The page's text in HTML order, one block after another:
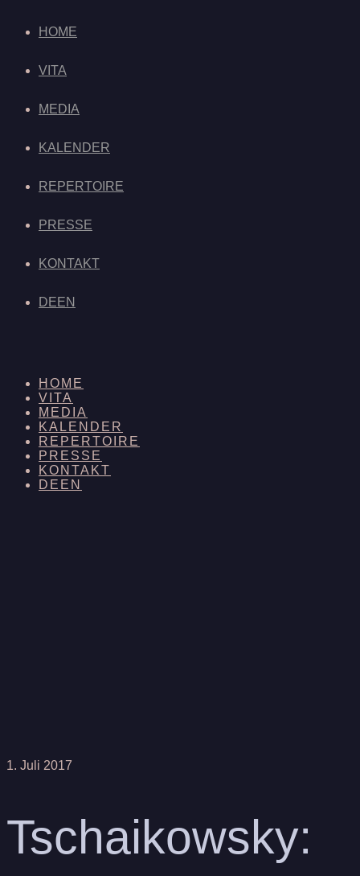
HOME
VITA
MEDIA
KALENDER
REPERTOIRE
PRESSE
KONTAKT
DEEN
HOME
VITA
MEDIA
KALENDER
REPERTOIRE
PRESSE
KONTAKT
DE EN
1. Juli 2017
Tschaikowsky: